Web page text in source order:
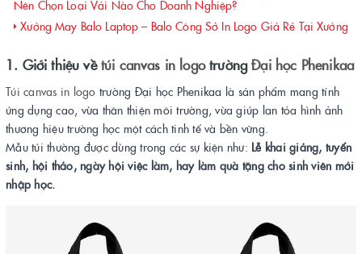
Nên Chọn Loại Vải Nào Cho Doanh Nghiệp?
Xưởng May Balo Laptop – Balo Công Sở In Logo Giá Rẻ Tại Xưởng
1. Giới thiệu vềtúi canvas in logotrườngĐại học Phenikaa
Túi canvas in logo trường Đại học Phenikaa là sản phẩm mang tính
ứng dụng cao, vừa thân thiện môi trường, vừa giúp lan tỏa hình ảnh
thương hiệu trường học một cách tinh tế và bền vững.
Mẫu túi thường được dùng trong các sự kiện như: Lễ khai giảng, tuyển
sinh, hội thảo, ngày hội việc làm, hay làm quà tặng cho sinh viên mới
nhập học.